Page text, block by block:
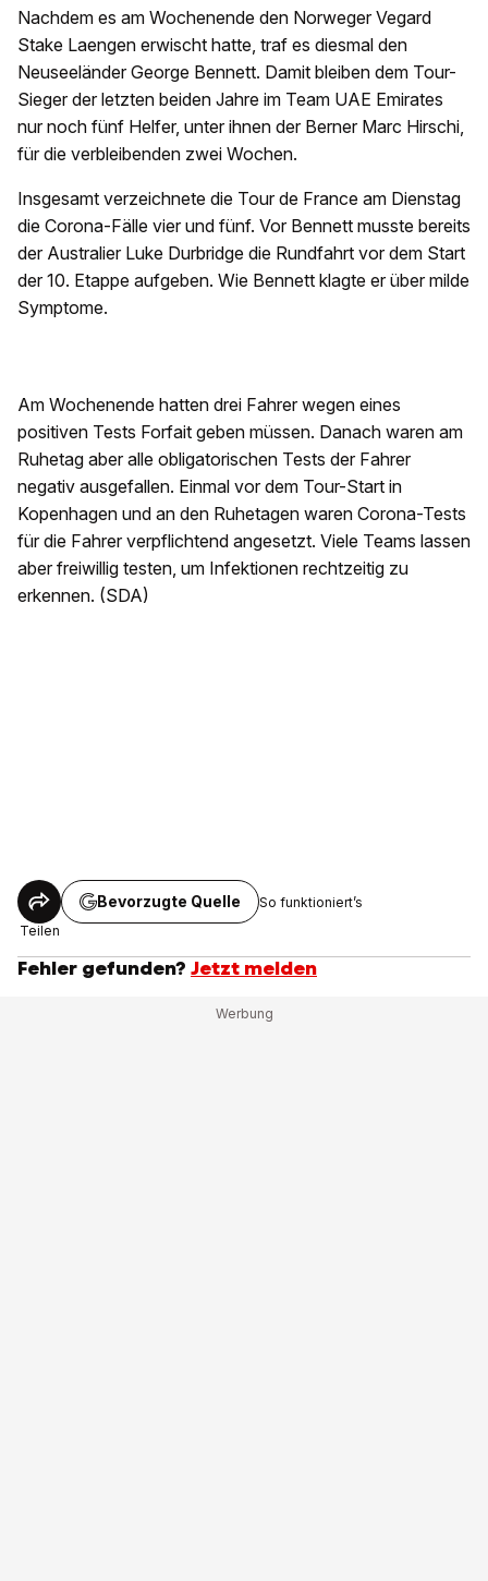
Nachdem es am Wochenende den Norweger Vegard
Stake Laengen erwischt hatte, traf es diesmal den
Neuseeländer George Bennett. Damit bleiben dem Tour-
Sieger der letzten beiden Jahre im Team UAE Emirates
nur noch fünf Helfer, unter ihnen der Berner Marc Hirschi,
für die verbleibenden zwei Wochen.
Insgesamt verzeichnete die Tour de France am Dienstag
die Corona-Fälle vier und fünf. Vor Bennett musste bereits
der Australier Luke Durbridge die Rundfahrt vor dem Start
der 10. Etappe aufgeben. Wie Bennett klagte er über milde
Symptome.
Am Wochenende hatten drei Fahrer wegen eines
positiven Tests Forfait geben müssen. Danach waren am
Ruhetag aber alle obligatorischen Tests der Fahrer
negativ ausgefallen. Einmal vor dem Tour-Start in
Kopenhagen und an den Ruhetagen waren Corona-Tests
für die Fahrer verpflichtend angesetzt. Viele Teams lassen
aber freiwillig testen, um Infektionen rechtzeitig zu
erkennen. (SDA)
Teilen
Bevorzugte Quelle So funktioniert’s
Fehler gefunden? Jetzt melden